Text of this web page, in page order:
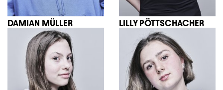
DAMIAN MÜLLER LILLY PÖTTSCHACHER